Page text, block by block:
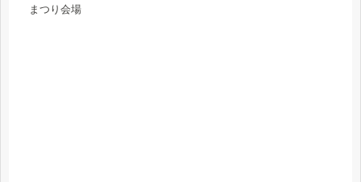
まつり会場